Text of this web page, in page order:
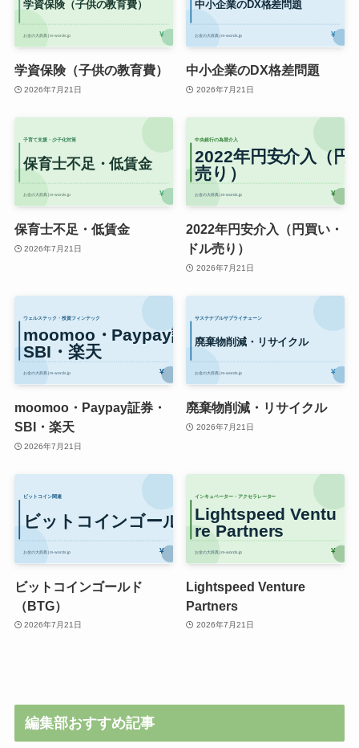
学資保険（子供の教育費）
2026年7月21日
中小企業のDX格差問題
2026年7月21日
保育士不足・低賃金
2026年7月21日
2022年円安介入（円買い・
ドル売り）
2026年7月21日
moomoo・Paypay証券・
SBI・楽天
2026年7月21日
廃棄物削減・リサイクル
2026年7月21日
ビットコインゴールド
（BTG）
2026年7月21日
Lightspeed Venture
Partners
2026年7月21日
編集部おすすめ記事